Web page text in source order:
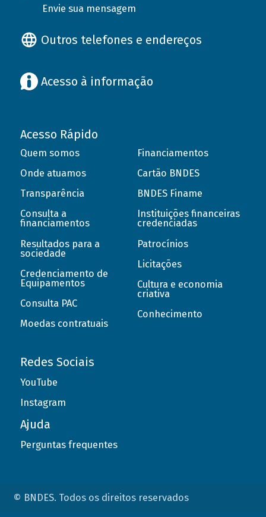
Envie sua mensagem
Outros telefones e endereços
Acesso à informação
Acesso Rápido
Quem somos
Onde atuamos
Transparência
Consulta a
financiamentos
Resultados para a
sociedade
Credenciamento de
Equipamentos
Consulta PAC
Moedas contratuais
Financiamentos
Cartão BNDES
BNDES Finame
Instituições financeiras
credenciadas
Patrocínios
Licitações
Cultura e economia
criativa
Conhecimento
Redes Sociais
YouTube
Instagram
Ajuda
Perguntas frequentes
© BNDES. Todos os direitos reservados